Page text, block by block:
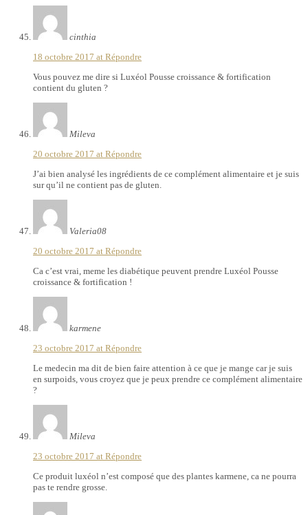
cinthia
18 octobre 2017 at Répondre
Vous pouvez me dire si Luxéol Pousse croissance & fortification
contient du gluten ?
Mileva
20 octobre 2017 at Répondre
J’ai bien analysé les ingrédients de ce complément alimentaire et je suis
sur qu’il ne contient pas de gluten.
Valeria08
20 octobre 2017 at Répondre
Ca c’est vrai, meme les diabétique peuvent prendre Luxéol Pousse
croissance & fortification !
karmene
23 octobre 2017 at Répondre
Le medecin ma dit de bien faire attention à ce que je mange car je suis
en surpoids, vous croyez que je peux prendre ce complément alimentaire
?
Mileva
23 octobre 2017 at Répondre
Ce produit luxéol n’est composé que des plantes karmene, ca ne pourra
pas te rendre grosse.